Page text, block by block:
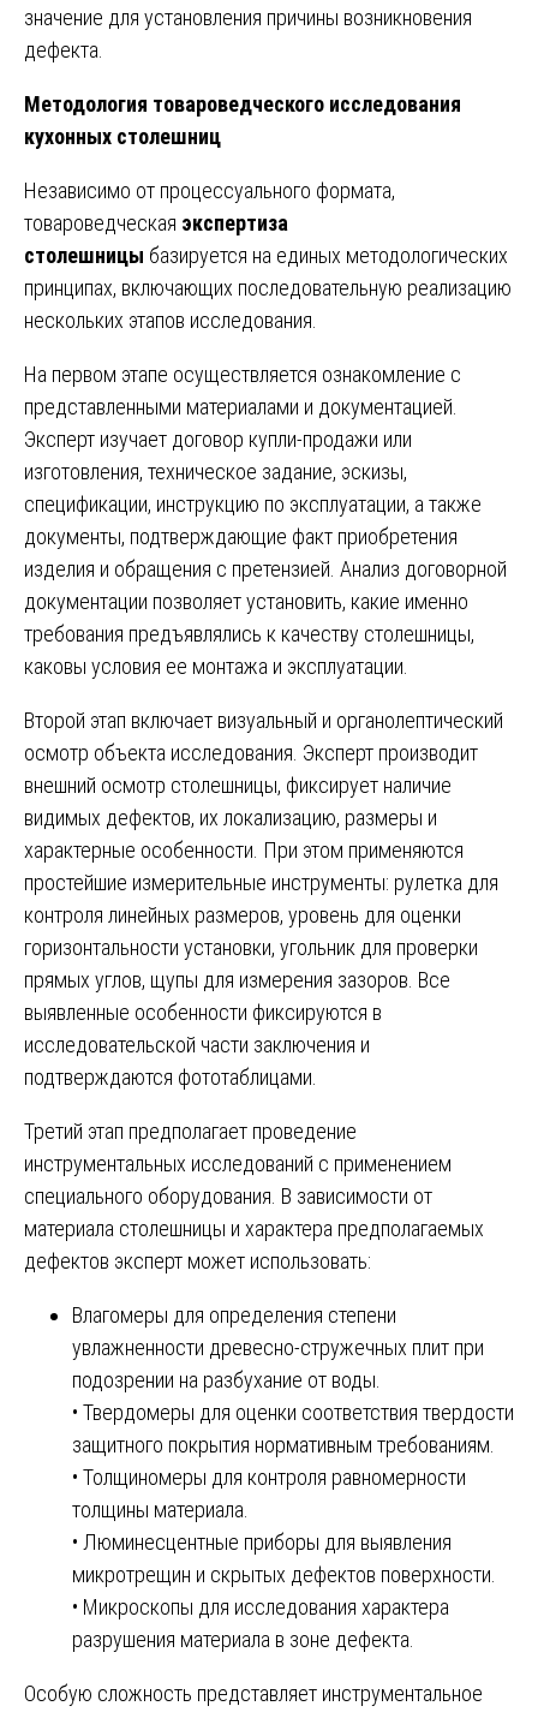
значение для установления причины возникновения
дефекта.
Методология товароведческого исследования
кухонных столешниц
Независимо от процессуального формата,
товароведческая экспертиза
столешницы базируется на единых методологических
принципах, включающих последовательную реализацию
нескольких этапов исследования.
На первом этапе осуществляется ознакомление с
представленными материалами и документацией.
Эксперт изучает договор купли-продажи или
изготовления, техническое задание, эскизы,
спецификации, инструкцию по эксплуатации, а также
документы, подтверждающие факт приобретения
изделия и обращения с претензией. Анализ договорной
документации позволяет установить, какие именно
требования предъявлялись к качеству столешницы,
каковы условия ее монтажа и эксплуатации.
Второй этап включает визуальный и органолептический
осмотр объекта исследования. Эксперт производит
внешний осмотр столешницы, фиксирует наличие
видимых дефектов, их локализацию, размеры и
характерные особенности. При этом применяются
простейшие измерительные инструменты: рулетка для
контроля линейных размеров, уровень для оценки
горизонтальности установки, угольник для проверки
прямых углов, щупы для измерения зазоров. Все
выявленные особенности фиксируются в
исследовательской части заключения и
подтверждаются фототаблицами.
Третий этап предполагает проведение
инструментальных исследований с применением
специального оборудования. В зависимости от
материала столешницы и характера предполагаемых
дефектов эксперт может использовать:
Влагомеры для определения степени
увлажненности древесно-стружечных плит при
подозрении на разбухание от воды.
• Твердомеры для оценки соответствия твердости
защитного покрытия нормативным требованиям.
• Толщиномеры для контроля равномерности
толщины материала.
• Люминесцентные приборы для выявления
микротрещин и скрытых дефектов поверхности.
• Микроскопы для исследования характера
разрушения материала в зоне дефекта.
Особую сложность представляет инструментальное